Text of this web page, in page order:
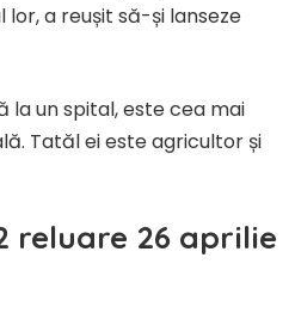
a reușit să-și lanseze
la un spital, este cea mai
Tatăl ei este agricultor și
reluare 26 aprilie